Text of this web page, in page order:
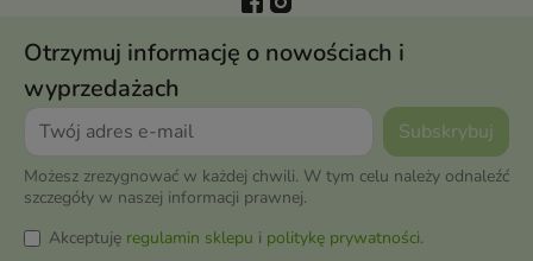
Otrzymuj informację o nowościach i
wyprzedażach
Możesz zrezygnować w każdej chwili. W tym celu należy odnaleźć
szczegóły w naszej informacji prawnej.
Akceptuję regulamin sklepu i politykę prywatności.